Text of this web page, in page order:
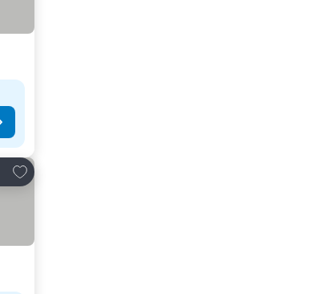
Dodati u favorite